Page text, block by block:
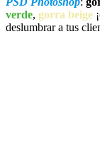
verde, gorra beige
deslumbrar a tus